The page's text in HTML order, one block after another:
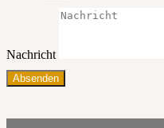
Nachricht
Absenden